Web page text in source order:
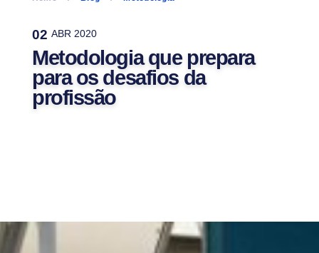
02 ABR 2020
Metodologia que prepara
para os desafios da
profissão